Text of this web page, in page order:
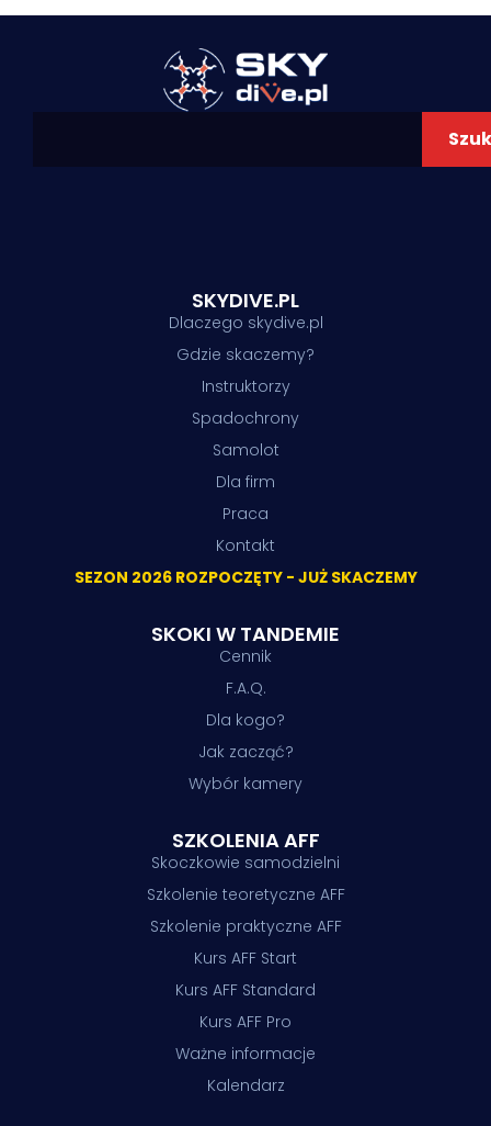
SKYDIVE.PL
Dlaczego skydive.pl
Gdzie skaczemy?
Instruktorzy
Spadochrony
Samolot
Dla firm
Praca
Kontakt
SEZON 2026 ROZPOCZĘTY - JUŻ SKACZEMY
SKOKI W TANDEMIE
Cennik
F.A.Q.
Dla kogo?
Jak zacząć?
Wybór kamery
SZKOLENIA AFF
Skoczkowie samodzielni
Szkolenie teoretyczne AFF
Szkolenie praktyczne AFF
Kurs AFF Start
Kurs AFF Standard
Kurs AFF Pro
Ważne informacje
Kalendarz